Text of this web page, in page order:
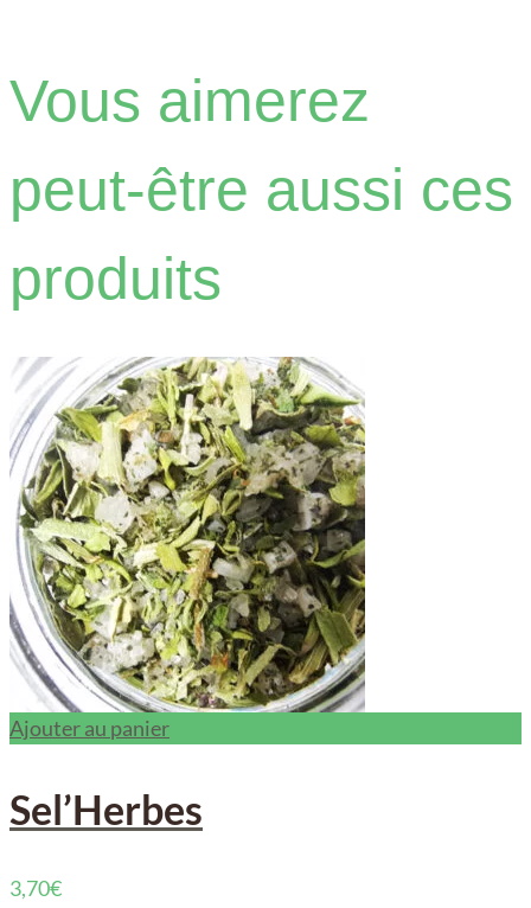
Vous aimerez
peut-être aussi ces
produits
Ajouter au panier
Sel’Herbes
3,70€